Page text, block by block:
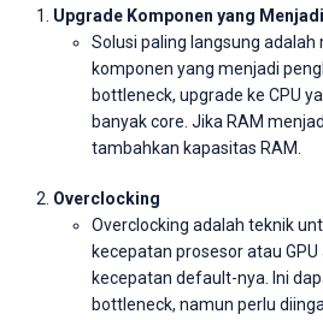
Upgrade Komponen yang
Solusi paling langsung
komponen yang menjadi
bottleneck, upgrade ke CPU
banyak core. Jika RAM
tambahkan kapasitas RAM.
Overclocking
Overclocking adalah teknik
kecepatan prosesor atau
kecepatan default-nya. Ini
bottleneck, namun perlu